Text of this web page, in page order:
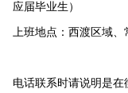
应届毕业生）
上班地点：西渡区域
电话联系时请说明是在